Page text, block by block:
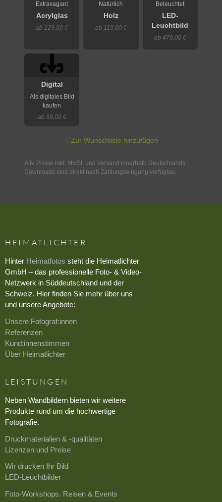
Extravagant
Acrylglas
ab 129,00 €
Natürlich
Holz
ab 119,00 €
Beleuchtet
LED-
Leuchtbild
ab 479,00 €
Digital
Als digitales Bild
kaufen
ab 89,00 €
♡Zur Wunschliste hinzufügen
Alle Preise inkl. MwSt. und Versand innerhalb Deutschlands.
Downloads sind direkt nach Zahlungseingang verfügbar.
HEIMATLICHTER
Hinter Heimatfotos steht die Heimatlichter
GmbH – das professionelle Foto- & Video-
Netzwerk in Süddeutschland und der
Schweiz. Hier finden Sie mehr über uns
und unsere Angebote:
Unsere Fotograf:innen
Referenzen
Kund:innenstimmen
Über Heimatlichter
LEISTUNGEN
Neben Wandbildern bieten wir weitere
Produkte rund um die hochwertige
Fotografie.
Druckmaterialien & -qualitäten
Lizenzen und Preise
Wir drucken Ihr Bild
LED-Leuchtbilder
Foto-Workshops, Reisen & Events